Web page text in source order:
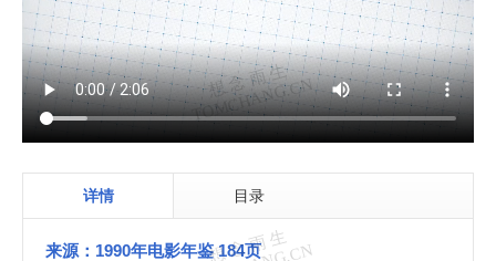
详情 目录
来源：1990年电影年鉴 184页